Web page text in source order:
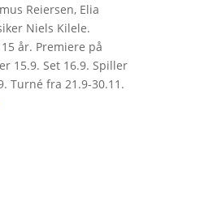
Reiersen, Elia
Niels Kilele.
år. Premiere på
15.9. Set 16.9. Spiller
Turné fra 21.9-30.11.